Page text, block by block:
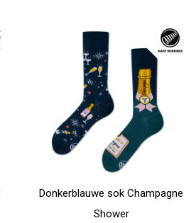
Donkerblauwe sok Champagne
Shower